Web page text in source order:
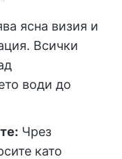
ясна визия и
Всички
води до
Чрез
като